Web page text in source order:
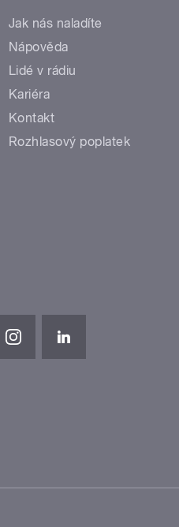
Jak nás naladíte
Nápověda
Lidé v rádiu
Kariéra
Kontakt
Rozhlasový poplatek